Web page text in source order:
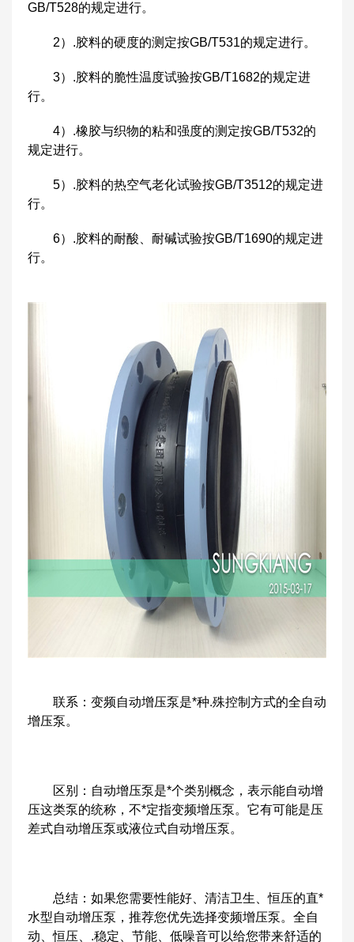
GB/T528的规定进行。
2）.胶料的硬度的测定按GB/T531的规定进行。
3）.胶料的脆性温度试验按GB/T1682的规定进
行。
4）.橡胶与织物的粘和强度的测定按GB/T532的
规定进行。
5）.胶料的热空气老化试验按GB/T3512的规定进
行。
6）.胶料的耐酸、耐碱试验按GB/T1690的规定进
行。
联系：变频自动增压泵是*种.殊控制方式的全自动
增压泵。
区别：自动增压泵是*个类别概念，表示能自动增
压这类泵的统称，不*定指变频增压泵。它有可能是压
差式自动增压泵或液位式自动增压泵。
总结：如果您需要性能好、清洁卫生、恒压的直*
水型自动增压泵，推荐您优先选择变频增压泵。全自
动、恒压、.稳定、节能、低噪音可以给您带来舒适的